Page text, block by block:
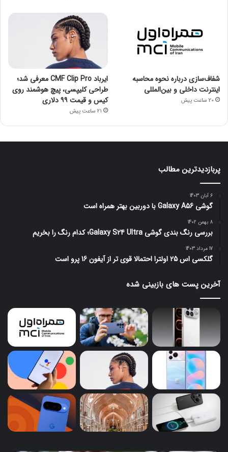
شفاف‌سازی درباره نحوه محاسبه
اینترنت داخلی و بین‌المللی
20 ساعت پیش
ایرباد CMF Clip Pro معرفی شد؛
طراحی کلیپسی، پیچ هوشمند روی
کیس و قیمت ۹۹ دلاری
21 ساعت پیش
پربازدیدترین مطالب
6 آبان 1403
گوشی Galaxy A56 با دوربین بهتر همراه است
8 بهمن 1402
بررسی رنگ بندی گوشی Galaxy S24 Ultra؛ کدام رنگ را بخریم
17 مرداد 1403
گلکسی اس 25 اولترا احتمالا قوی تر از آیفون 16 پرو است
آخرین پست های بازبینی شده